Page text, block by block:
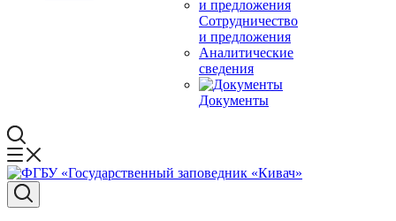
Сотрудничество
и предложения
Аналитические
сведения
Документы